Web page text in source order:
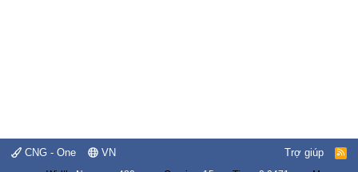
CNG - One VN Trợ giúp
R